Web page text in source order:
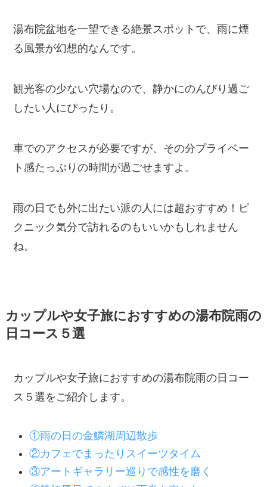
湯布院盆地を一望できる絶景スポットで、雨に煙
る風景が幻想的なんです。
観光客の少ない穴場なので、静かにのんびり過ご
したい人にぴったり。
車でのアクセスが必要ですが、その分プライベー
ト感たっぷりの時間が過ごせますよ。
雨の日でも外に出たい派の人には超おすすめ！ピ
クニック気分で訪れるのもいいかもしれません
ね。
カップルや女子旅におすすめの湯布院雨の
日コース５選
カップルや女子旅におすすめの湯布院雨の日コー
ス５選をご紹介します。
①雨の日の金鱗湖周辺散歩
②カフェでまったりスイーツタイム
③アートギャラリー巡りで感性を磨く